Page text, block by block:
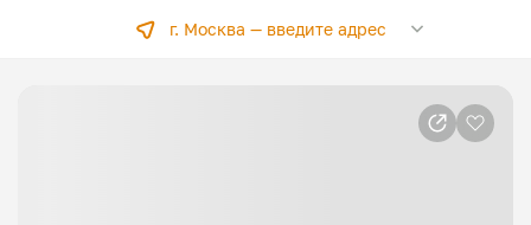
г. Москва —введите адрес